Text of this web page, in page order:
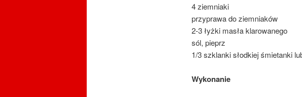
4 ziemniaki
przyprawa do ziemniaków
2-3 łyżki masła klarowanego
sól, pieprz
1/3 szklanki słodkiej śmietanki
Wykonanie